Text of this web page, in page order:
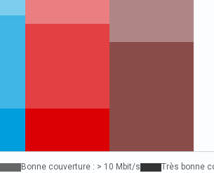
Bonne couverture : > 10 Mbit/s Très bonne